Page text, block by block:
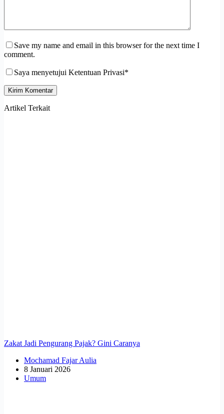
Save my name and email in this browser for the next time I
comment.
Saya menyetujui Ketentuan Privasi*
Kirim Komentar
Artikel Terkait
Zakat Jadi Pengurang Pajak? Gini Caranya
Mochamad Fajar Aulia
8 Januari 2026
Umum